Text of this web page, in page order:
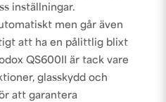
inställningar.
men går även
att ha en pålittlig blixt
QS600II är tack vare
glasskydd och
att garantera